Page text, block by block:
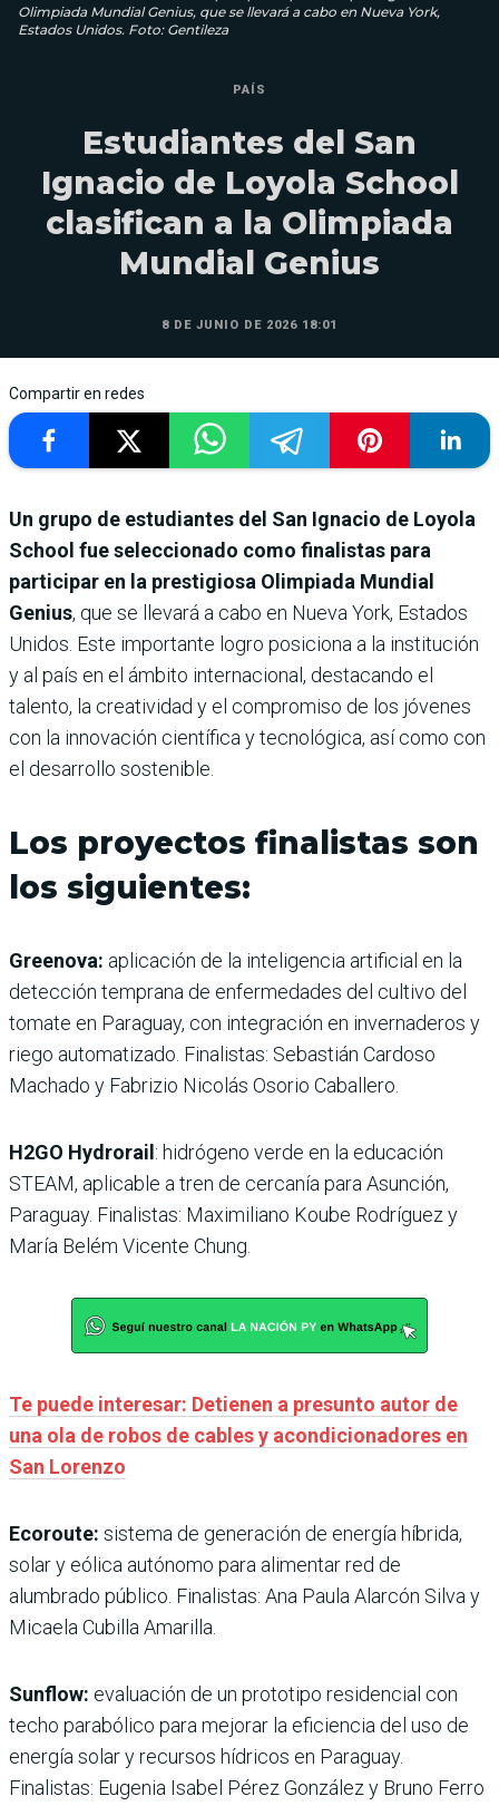
Olimpiada Mundial Genius, que se llevará a cabo en Nueva York,
Estados Unidos. Foto: Gentileza
PAÍS
Estudiantes del San
Ignacio de Loyola School
clasifican a la Olimpiada
Mundial Genius
8 DE JUNIO DE 2026 18:01
Compartir en redes
Un grupo de estudiantes del San Ignacio de Loyola
School fue seleccionado como finalistas para
participar en la prestigiosa Olimpiada Mundial
Genius, que se llevará a cabo en Nueva York, Estados
Unidos. Este importante logro posiciona a la institución
y al país en el ámbito internacional, destacando el
talento, la creatividad y el compromiso de los jóvenes
con la innovación científica y tecnológica, así como con
el desarrollo sostenible.
Los proyectos finalistas son
los siguientes:
Greenova: aplicación de la inteligencia artificial en la
detección temprana de enfermedades del cultivo del
tomate en Paraguay, con integración en invernaderos y
riego automatizado. Finalistas: Sebastián Cardoso
Machado y Fabrizio Nicolás Osorio Caballero.
H2GO Hydrorail : hidrógeno verde en la educación
STEAM, aplicable a tren de cercanía para Asunción,
Paraguay. Finalistas: Maximiliano Koube Rodríguez y
María Belém Vicente Chung.
Te puede interesar: Detienen a presunto autor de
una ola de robos de cables y acondicionadores en
San Lorenzo
Ecoroute: sistema de generación de energía híbrida,
solar y eólica autónomo para alimentar red de
alumbrado público. Finalistas: Ana Paula Alarcón Silva y
Micaela Cubilla Amarilla.
Sunflow: evaluación de un prototipo residencial con
techo parabólico para mejorar la eficiencia del uso de
energía solar y recursos hídricos en Paraguay.
Finalistas: Eugenia Isabel Pérez González y Bruno Ferro